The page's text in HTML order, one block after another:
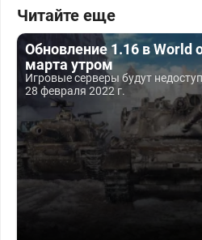
Читайте еще
Обновление 1.16 в World
марта утром
Игровые серверы будут
28 февраля 2022 г.